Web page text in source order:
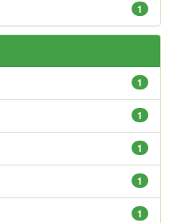
1
1
1
1
1
1